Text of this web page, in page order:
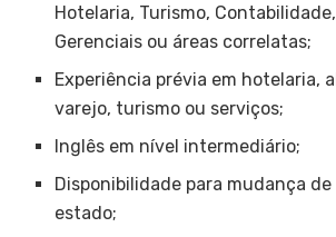
Hotelaria, Turismo,
Gerenciais ou áreas correlatas;
Experiência prévia em hotelaria,
varejo, turismo ou serviços;
Inglês em nível intermediário;
Disponibilidade para mudança
estado;